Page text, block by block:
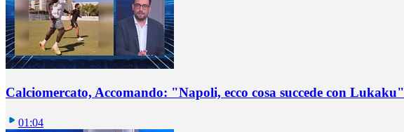
Calciomercato, Accomando: "Napoli, ecco cosa succede con Lukaku"
01:04